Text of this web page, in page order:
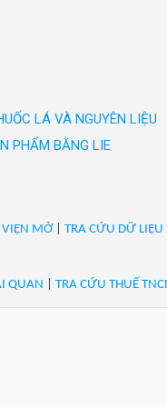
LÁ VÀ NGUYÊN LIỆU
PHẨM BẰNG LIE
MỞ| TRA CỨU DỮ LIỆU
QUAN TRA CỨU THUẾ